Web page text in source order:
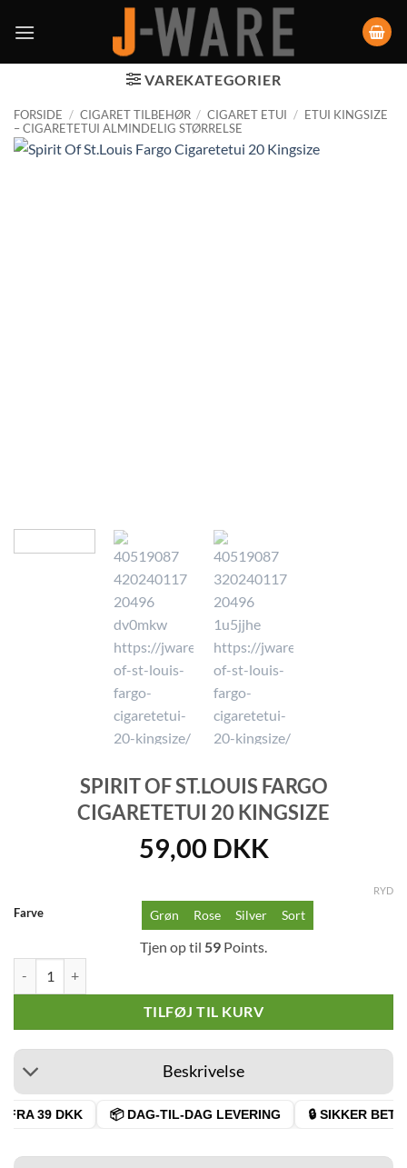
VAREKATEGORIER
FORSIDE / CIGARET TILBEHØR / CIGARET ETUI / ETUI KINGSIZE
– CIGARETETUI ALMINDELIG STØRRELSE
SPIRIT OF ST.LOUIS FARGO
CIGARETETUI 20 KINGSIZE
59,00 DKK
Farve Grøn Rose Silver Sort
RYD
Tjen op til 59 Points.
TILFØJ TIL KURV
Beskrivelse
39 DKK 📦 DAG-TIL-DAG LEVERING 🔒 SIKKER